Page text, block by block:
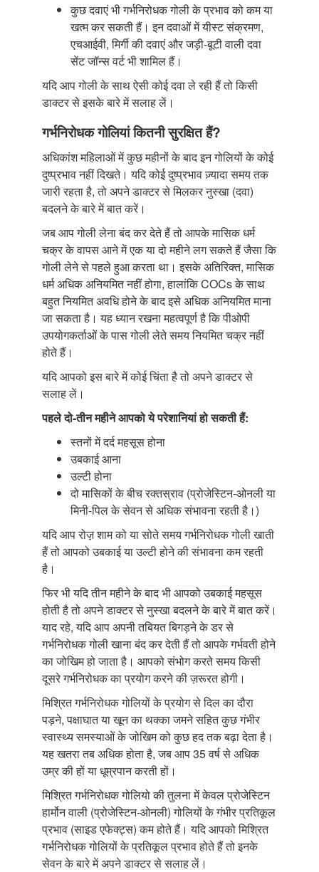
कुछ दवाएं भी गर्भनिरोधक गोली के प्रभाव को कम या
खत्म कर सकती हैं। इन दवाओं में यीस्ट संक्रमण,
एचआईवी, मिर्गी की दवाएं और जड़ी-बूटी वाली दवा
सेंट जॉन्स वर्ट भी शामिल हैं।
यदि आप गोली के साथ ऐसी कोई दवा ले रही हैं तो किसी
डाक्टर से इसके बारे में सलाह लें।
गर्भनिरोधक गोलियां कितनी सुरक्षित हैं?
अधिकांश महिलाओं में कुछ महीनों के बाद इन गोलियों के कोई
दुष्प्रभाव नहीं दिखते। यदि कोई दुष्प्रभाव ज़्यादा समय तक
जारी रहता है, तो अपने डाक्टर से मिलकर नुस्खा (दवा)
बदलने के बारे में बात करें।
जब आप गोली लेना बंद कर देते हैं तो आपके मासिक धर्म
चक्र के वापस आने में एक या दो महीने लग सकते हैं जैसा कि
गोली लेने से पहले हुआ करता था। इसके अतिरिक्त, मासिक
धर्म अधिक अनियमित नहीं होगा, हालांकि COCs के साथ
बहुत नियमित अवधि होने के बाद इसे अधिक अनियमित माना
जा सकता है। यह ध्यान रखना महत्वपूर्ण है कि पीओपी
उपयोगकर्ताओं के पास गोली लेते समय नियमित चक्र नहीं
होते हैं।
यदि आपको इस बारे में कोई चिंता है तो अपने डाक्टर से
सलाह लें।
पहले दो-तीन महीने आपको ये परेशानियांहो सकती हैं:
स्तनों में दर्द महसूस होना
उबकाई आना
उल्टी होना
दो मासिकों के बीच रक्तस्राव (प्रोजेस्टिन-ओनली या
मिनी-पिल के सेवन से अधिक संभावना रहती है।)
यदि आप रोज़़ शाम को या सोते समय गर्भनिरोधक गोली खाती
हैं तो आपको उबकाई या उल्टी होने की संभावना कम रहती
है।
फिर भी यदि तीन महीने के बाद भी आपको उबकाई महसूस
होती है तो अपने डाक्टर से नुस्खा बदलने के बारे में बात करें।
याद रहे, यदि आप अपनी तबियत बिगड़ने के डर से
गर्भनिरोधक गोली खाना बंद कर देती हैं तो आपके गर्भवती होने
का जोखिम हो जाता है। आपको संभोग करते समय किसी
दूसरे गर्भनिरोधक का प्रयोग करने की ज़रूरत होगी।
मिश्रित गर्भनिरोधक गोलियों के प्रयोग से दिल का दौरा
पड़ने, पक्षाघात या खून का थक्का जमने सहित कुछ गंभीर
स्वास्थ्य समस्याओं के जोखिम को कुछ हद तक बढ़ा देता है।
यह खतरा तब अधिक होता है, जब आप 35 वर्ष से अधिक
उम्र की हों या धूम्रपान करती हों।
मिश्रित गर्भनिरोधक गोलियो की तुलना में केवल प्रोजेस्टिन
हार्मोन वाली (प्रोजेस्टिन-ओनली) गोलियों के गंभीर प्रतिकूल
प्रभाव (साइड एफेक्ट्स) कम होते हैं। यदि आपको मिश्रित
गर्भनिरोधक गोलियों के प्रतिकूल प्रभाव होते हैं तो इनके
सेवन के बारे में अपने डाक्टर से सलाह लें।